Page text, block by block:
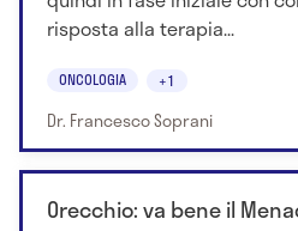
risposta alla terapia...
ONCOLOGIA +1
Dr. Francesco Soprani
Orecchio: va bene il